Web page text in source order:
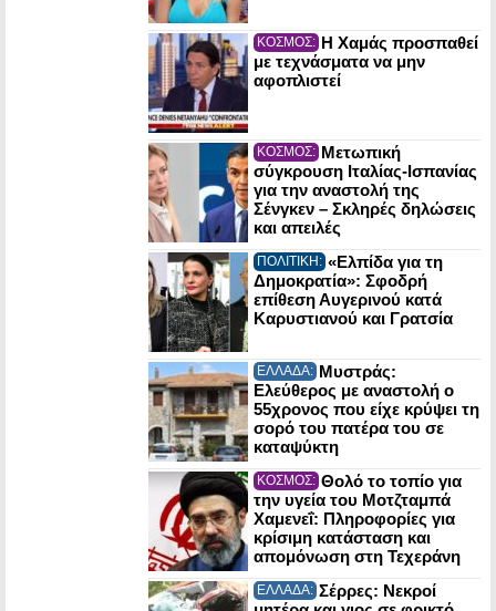
ΚΟΣΜΟΣ: Η Χαμάς προσπαθεί
με τεχνάσματα να μην
αφοπλιστεί
ΚΟΣΜΟΣ: Μετωπική
σύγκρουση Ιταλίας-Ισπανίας
για την αναστολή της
Σένγκεν – Σκληρές δηλώσεις
και απειλές
ΠΟΛΙΤΙΚΗ: «Ελπίδα για τη
Δημοκρατία»: Σφοδρή
επίθεση Αυγερινού κατά
Καρυστιανού και Γρατσία
ΕΛΛΑΔΑ: Μυστράς:
Ελεύθερος με αναστολή ο
55χρονος που είχε κρύψει τη
σορό του πατέρα του σε
καταψύκτη
ΚΟΣΜΟΣ: Θολό το τοπίο για
την υγεία του Μοτζταμπά
Χαμενεΐ: Πληροφορίες για
κρίσιμη κατάσταση και
απομόνωση στη Τεχεράνη
ΕΛΛΑΔΑ: Σέρρες: Νεκροί